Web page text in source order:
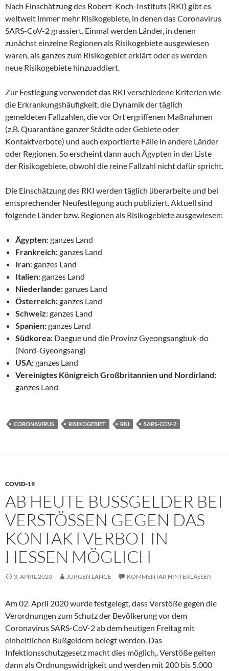
Nach Einschätzung des Robert-Koch-Instituts (RKI) gibt es
weltweit immer mehr Risikogebiete, in denen das Coronavirus
SARS-CoV-2 grassiert. Einmal werden Länder, in denen
zunächst einzelne Regionen als Risikogebiete ausgewiesen
waren, als ganzes zum Risikogebiet erklärt oder es werden
neue Risikogebiete hinzuaddiert.
Zur Festlegung verwendet das RKI verschiedene Kriterien wie
die Erkrankungshäufigkeit, die Dynamik der täglich
gemeldeten Fallzahlen, die vor Ort ergriffenen Maßnahmen
(z.B. Quarantäne ganzer Städte oder Gebiete oder
Kontaktverbote) und auch exportierte Fälle in andere Länder
oder Regionen. So erscheint dann auch Ägypten in der Liste
der Risikogebiete, obwohl die reine Fallzahl nicht dafür spricht.
Die Einschätzung des RKI werden täglich überarbeite und bei
entsprechender Neufestlegung auch publiziert. Aktuell sind
folgende Länder bzw. Regionen als Risikogebiete ausgewiesen:
Ägypten: ganzes Land
Frankreich:ganzes Land
Iran: ganzes Land
Italien: ganzes Land
Niederlande:ganzes Land
Österreich:ganzes Land
Schweiz:ganzes Land
Spanien:ganzes Land
Südkorea: Daegue und die Provinz Gyeongsangbuk-do
(Nord-Gyeongsang)
USA:ganzes Land
Vereinigtes Königreich Großbritannien und Nordirland:
ganzes Land
CORONAVIRUS RISIKOGEBIET RKI SARS-COV-2
COVID-19
AB HEUTE BUSSGELDER BEI V
ERSTÖSSEN GEGEN DAS KO
NTAKTVERBOT IN HE
SSEN MÖGLICH
3. APRIL 2020 JÜRGEN LANGE KOMMENTAR HINTERLASSEN
Am 02. April 2020 wurde festgelegt, dass Verstöße gegen die
Verordnungen zum Schutz der Bevölkerung vor dem
Coronavirus SARS-CoV-2 ab dem heutigen Freitag mit
einheitlichen Bußgeldern belegt werden. Das
Infektionsschutzgesetz macht dies möglich,. Verstöße gelten
dann als Ordnungswidrigkeit und werden mit 200 bis 5.000